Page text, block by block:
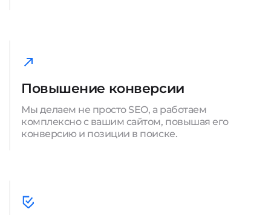
Повышение конверсии
Мы делаем не просто SEO, а работаем
комплексно с вашим сайтом, повышая его
конверсию и позиции в поиске.